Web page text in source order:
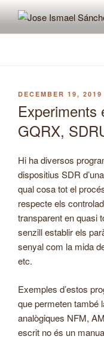
contentJOSE
Pàgina personal EA5IHD
POSTED
DECEMBER 19, 2019
Experiments
GQRX,
Hi ha diversos
dispositius SDR
qual cosa tot el
respecte els
transparent en quasi
senzill establir els
senyal com la mida
etc.
Exemples d’estos
que permeten també
analògiques NFM,
escrit no és un